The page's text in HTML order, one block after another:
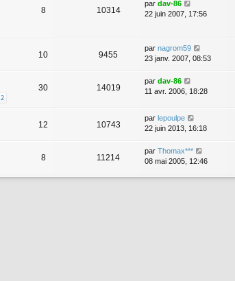
8 10314
par dav-86
22 juin 2007, 17:56
10 9455
par nagrom59
23 janv. 2007, 08:53
2
30 14019
par dav-86
11 avr. 2006, 18:28
12 10743
par lepoulpe
22 juin 2013, 16:18
8 11214
par Thomax***
08 mai 2005, 12:46